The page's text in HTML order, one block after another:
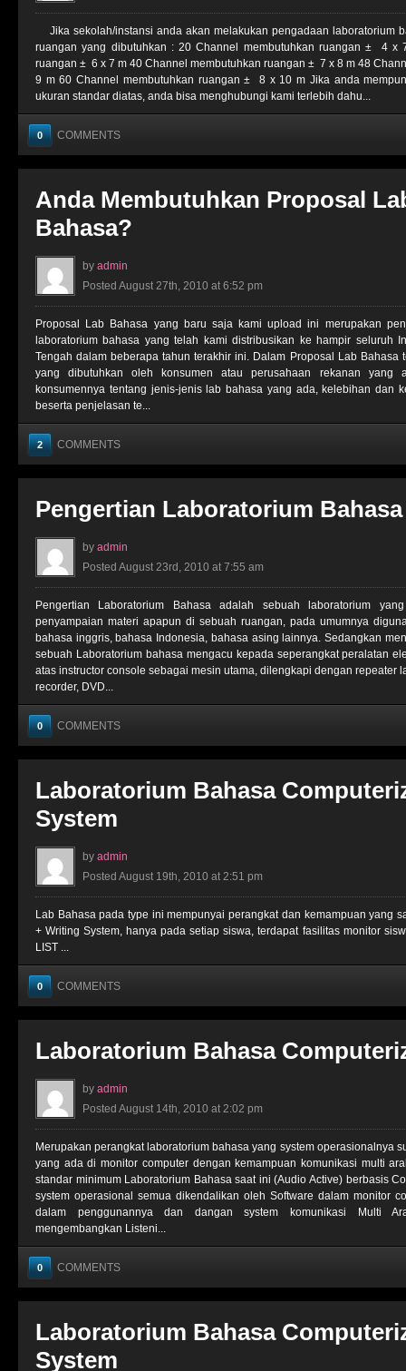
Jika sekolah/instansi anda akan melakukan pengadaan laboratorium
ruangan yang dibutuhkan : 20 Channel membutuhkan ruangan ± 4 x
ruangan ± 6 x 7 m 40 Channel membutuhkan ruangan ± 7 x 8 m 48
9 m 60 Channel membutuhkan ruangan ± 8 x 10 m Jika anda
ukuran standar diatas, anda bisa menghubungi kami terlebih dahu...
0 COMMENTS
Anda Membutuhkan Proposal
Bahasa?
by admin
Posted August 27th, 2010 at 6:52 pm
Proposal Lab Bahasa yang baru saja kami upload ini merupakan
laboratorium bahasa yang telah kami distribusikan ke hampir seluruh
Tengah dalam beberapa tahun terakhir ini. Dalam Proposal Lab Bahasa
yang dibutuhkan oleh konsumen atau perusahaan rekanan yang
konsumennya tentang jenis-jenis lab bahasa yang ada, kelebihan dan
beserta penjelasan te...
2 COMMENTS
Pengertian Laboratorium Bahasa
by admin
Posted August 23rd, 2010 at 7:55 am
Pengertian Laboratorium Bahasa adalah sebuah laboratorium
penyampaian materi apapun di sebuah ruangan, pada umumnya
bahasa inggris, bahasa Indonesia, bahasa asing lainnya. Sedangkan
sebuah Laboratorium bahasa mengacu kepada seperangkat peralatan
atas instructor console sebagai mesin utama, dilengkapi dengan repeater
recorder, DVD...
0 COMMENTS
Laboratorium Bahasa
System
by admin
Posted August 19th, 2010 at 2:51 pm
Lab Bahasa pada type ini mempunyai perangkat dan kemampuan yang
+ Writing System, hanya pada setiap siswa, terdapat fasilitas monitor
LIST ...
0 COMMENTS
Laboratorium Bahasa
by admin
Posted August 14th, 2010 at 2:02 pm
Merupakan perangkat laboratorium bahasa yang system operasionalnya
yang ada di monitor computer dengan kemampuan komunikasi multi
standar minimum Laboratorium Bahasa saat ini (Audio Active) berbasis
system operasional semua dikendalikan oleh Software dalam monitor
dalam penggunannya dan dangan system komunikasi Multi
mengembangkan Listeni...
0 COMMENTS
Laboratorium Bahasa
System